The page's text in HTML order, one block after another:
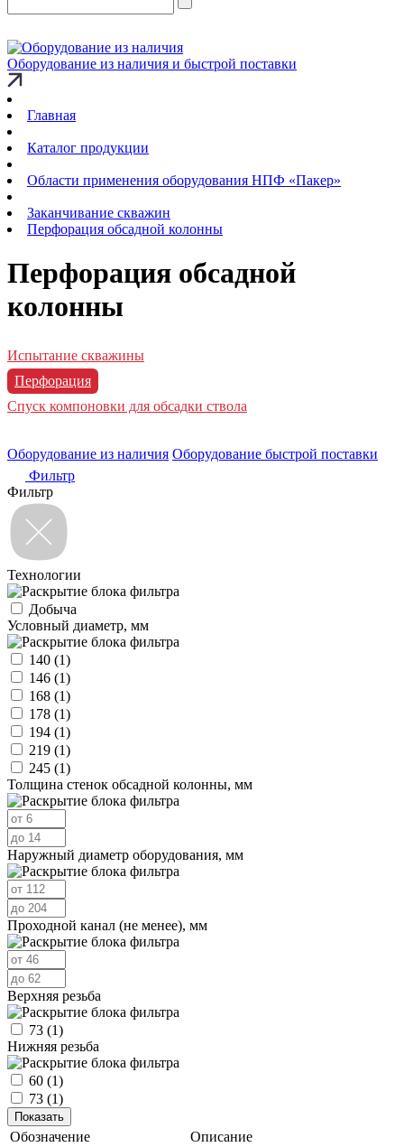
Оборудование из наличия и быстрой поставки
Главная
Каталог продукции
Области применения оборудования НПФ «Пакер»
Заканчивание скважин
Перфорация обсадной колонны
Перфорация обсадной
колонны
Испытание скважины
Перфорация
Спуск компоновки для обсадки ствола
Оборудование из наличия Оборудование быстрой поставки
Фильтр
Фильтр
Технологии
Добыча
Условный диаметр, мм
140 (1)
146 (1)
168 (1)
178 (1)
194 (1)
219 (1)
245 (1)
Толщина стенок обсадной колонны, мм
Наружный диаметр оборудования, мм
Проходной канал (не менее), мм
Верхняя резьба
73 (1)
Нижняя резьба
60 (1)
73 (1)
Обозначение
Описание